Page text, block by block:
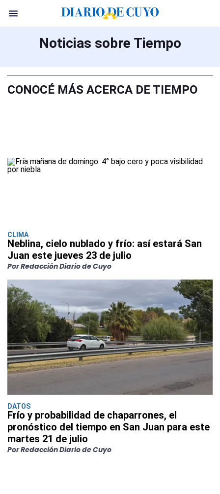
Noticias sobre Tiempo
CONOCÉ MÁS ACERCA DE TIEMPO
CLIMA
Neblina, cielo nublado y frío: así estará San
Juan este jueves 23 de julio
Por Redacción Diario de Cuyo
DATOS
Frío y probabilidad de chaparrones, el
pronóstico del tiempo en San Juan para este
martes 21 de julio
Por Redacción Diario de Cuyo